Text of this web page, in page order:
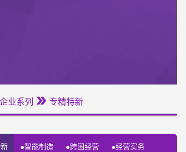
业系列 专精特新
●智能制造 ●跨国经营 ●经营实务